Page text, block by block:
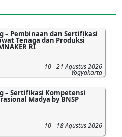
– Pembinaan dan Sertifikasi
Tenaga dan Produksi
RI
10 - 21 Agustus 2026
Yogyakarta
– Sertifikasi Kompetensi
Madya by BNSP
10 - 18 Agustus 2026
-